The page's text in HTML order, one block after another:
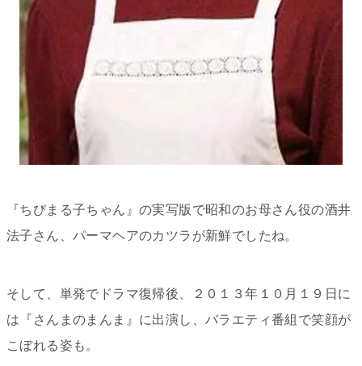
『ちびまる子ちゃん』の実写版で昭和のお母さん役の酒井
法子さん、パーマヘアのカツラが新鮮でしたね。
そして、単発でドラマ復帰後、２０１３年１０月１９日に
は『さんまのまんま』に出演し、バラエティ番組で笑顔が
こぼれる姿も。